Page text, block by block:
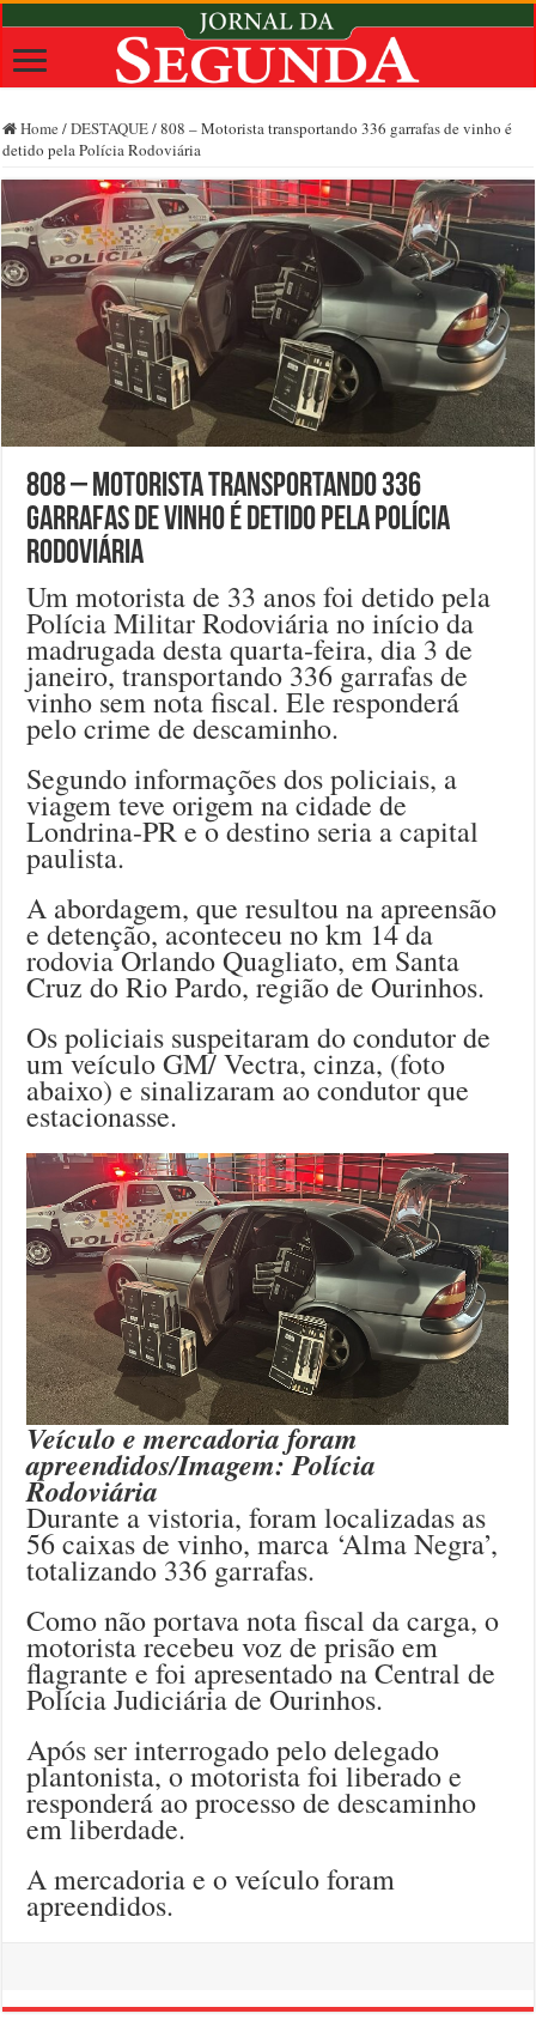
Home /DESTAQUE/808 – Motorista transportando 336 garrafas de vinho é
detido pela Polícia Rodoviária
808 – Motorista transportando 336
garrafas de vinho é detido pela Polícia
Rodoviária
Um motorista de 33 anos foi detido pela
Polícia Militar Rodoviária no início da
madrugada desta quarta-feira, dia 3 de
janeiro, transportando 336 garrafas de
vinho sem nota fiscal. Ele responderá
pelo crime de descaminho.
Segundo informações dos policiais, a
viagem teve origem na cidade de
Londrina-PR e o destino seria a capital
paulista.
A abordagem, que resultou na apreensão
e detenção, aconteceu no km 14 da
rodovia Orlando Quagliato, em Santa
Cruz do Rio Pardo, região de Ourinhos.
Os policiais suspeitaram do condutor de
um veículo GM/ Vectra, cinza, (foto
abaixo) e sinalizaram ao condutor que
estacionasse.
Veículo e mercadoria foram
apreendidos/Imagem: Polícia
Rodoviária
Durante a vistoria, foram localizadas as
56 caixas de vinho, marca ‘Alma Negra’,
totalizando 336 garrafas.
Como não portava nota fiscal da carga, o
motorista recebeu voz de prisão em
flagrante e foi apresentado na Central de
Polícia Judiciária de Ourinhos.
Após ser interrogado pelo delegado
plantonista, o motorista foi liberado e
responderá ao processo de descaminho
em liberdade.
A mercadoria e o veículo foram
apreendidos.